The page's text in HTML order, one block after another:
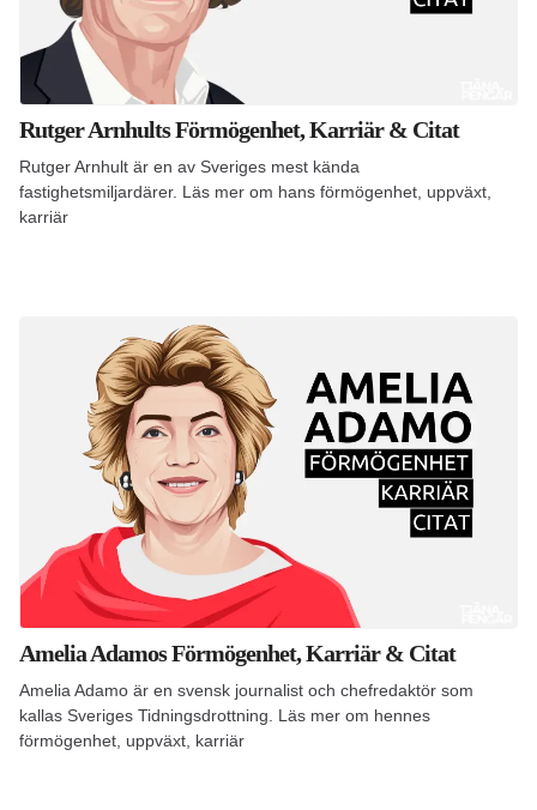
Rutger Arnhults Förmögenhet, Karriär & Citat
Rutger Arnhult är en av Sveriges mest kända
fastighetsmiljardärer. Läs mer om hans förmögenhet, uppväxt,
karriär
Amelia Adamos Förmögenhet, Karriär & Citat
Amelia Adamo är en svensk journalist och chefredaktör som
kallas Sveriges Tidningsdrottning. Läs mer om hennes
förmögenhet, uppväxt, karriär